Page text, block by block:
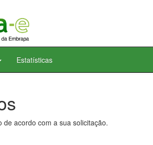
Estatísticas
acordo com a sua solicitação.